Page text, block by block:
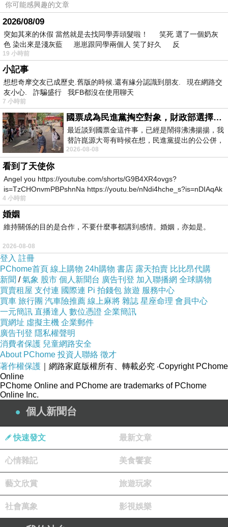
純真是一種近乎獨白的勇敢，那是創作源源不
絕的深處靈魂吶喊，那是彷彿小老鼠企圖以小搏
大，偷偷搬動大南瓜的想望，原來單純是敦厚的
墊腳石，高貴又潔淨，深秋季節，蕭瑟的雲領著
風飄過山巔海腳，生命的腳步緩了下來，懂得什
麼是從容不迫，識得苦寂滅道，拈得幾許芳香，
便能放聲開懷，生命的秋開始不計較盈虧，但問
腳下是否踏實，日子可曾豐饒？
雪是極冷的寫意，上蒼刻意的一抹全白，而冬
眠的休養生息是為了來春的百花齊放；南國無冬
的寶島今年也歷經一場酷寒，考驗了萬物的對
抗，存活是適者生存的規範，更多無聲無息的消
環！堪忍的婆娑世界，經得、忍得、過得，也就
識得箇中豪邁。
最要讚美春天繁複與熱鬧的生命跡象，那是靜
極思動的綻放，植物界是，動物界亦然！目不暇
接使得你身心都忙，忙著探索各類生命的爭奇鬥
豔，我們一開窗，就聽見春天在窗口呼喚，於是
好奇的心需要藉不斷旅行來填滿，耕耘的文字也
忘了施肥才能茁壯，就隨心所欲四處翻轉，直到
荒煙蔓草淹上迴廊，才猛地驚呼怎麼會這樣？生
命的四季，袖裡乾坤充滿酸甜苦辣，試問你是否
專注向善？
2012.10.10 馬祖日報
你可能感興趣的文章
2026/08/09
突如其來的休假 當然就是去找同學弄頭髮啦！ 笑死 選了一個奶灰
色 染出來是淺灰藍 崽崽跟同學兩個人 笑了好久 反
19 小時前
小記事
想想奇摩交友已成歷史.舊版的時候.還有緣分認識到朋友. 現在網路交
友小心. 詐騙盛行 我FB都沒在使用聊天
7 小時前
國票成為民進黨掏空對象，財政部選擇性失憶
最近談到國票金這件事，已經是鬧得沸沸揚揚，我
替許崑源大哥有時候在想，民進黨提出的公公併，
其實就是想要國庫通黨庫，鬧出最大的醜
2026-08-08
看到了天使你
Angel you https://youtube.com/shorts/G9B4XR4ovgs?
is=TzCHOnvmPBPshnNa https://youtu.be/nNdi4hche_s?is=nDIAqAk
4 小時前
婚姻
維持關係的目的是合作，不要什麼事都講到感情。婚姻，亦如是。
2026-08-08
登入 註冊
PChome首頁 線上購物 24h購物 書店 露天拍賣 比比昂代購
新聞 /氣象 股市 個人新聞台 廣告刊登 加入聯播網 全球購物
買賣租屋 支付連 國際連 Pi 拍錢包 旅遊 服務中心
買車 旅行團 汽車險推薦 線上麻將 雜誌 星座命理 會員中心
一元簡訊 直播達人 數位憑證 企業簡訊
買網址 虛擬主機 企業郵件
廣告刊登 隱私權聲明
消費者保護 兒童網路安全
About PChome 投資人聯絡 徵才
著作權保護 ｜網路家庭版權所有、轉載必究 ‧Copyright PChome
Online
PChome Online and PChome are trademarks of PChome
Online Inc.
個人新聞台
快速發文 最新文章
心情雜記 美食饗宴
藝文欣賞 旅遊玩家
社會萬象 影視娛樂